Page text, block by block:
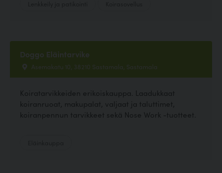
Doggo Eläintarvike
Asemakatu 10, 38210 Sastamala, Sastamala
Koiratarvikkeiden erikoiskauppa. Laadukkaat
koiranruoat, makupalat, valjaat ja taluttimet,
koiranpennun tarvikkeet sekä Nose Work -tuotteet.